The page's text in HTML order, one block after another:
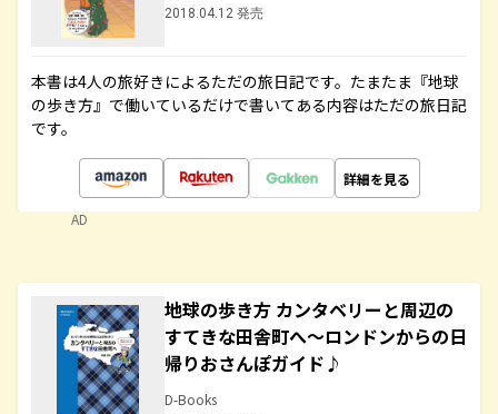
2018.04.12 発売
本書は4人の旅好きによるただの旅日記です。たまたま『地球
の歩き方』で働いているだけで書いてある内容はただの旅日記
です。
詳細を見る
AD
地球の歩き方 カンタベリーと周辺の
すてきな田舎町へ～ロンドンからの日
帰りおさんぽガイド♪
D-Books